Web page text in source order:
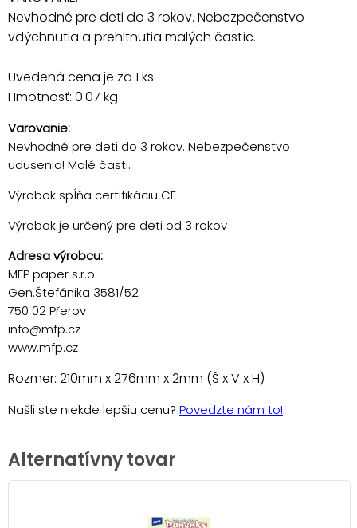
Nevhodné pre deti do 3 rokov. Nebezpečenstvo
vdýchnutia a prehltnutia malých častíc.
Uvedená cena je za 1 ks.
Hmotnosť: 0.07 kg
Varovanie:
Nevhodné pre deti do 3 rokov. Nebezpečenstvo
udusenia! Malé časti.
Výrobok spĺňa certifikáciu CE
Výrobok je určený pre deti od 3 rokov
Adresa výrobcu:
MFP paper s.r.o.
Gen.Štefánika 3581/52
750 02 Přerov
info@mfp.cz
www.mfp.cz
Rozmer: 210mm x 276mm x 2mm (Š x V x H)
Našli ste niekde lepšiu cenu? Povedzte nám to!
Alternatívny tovar